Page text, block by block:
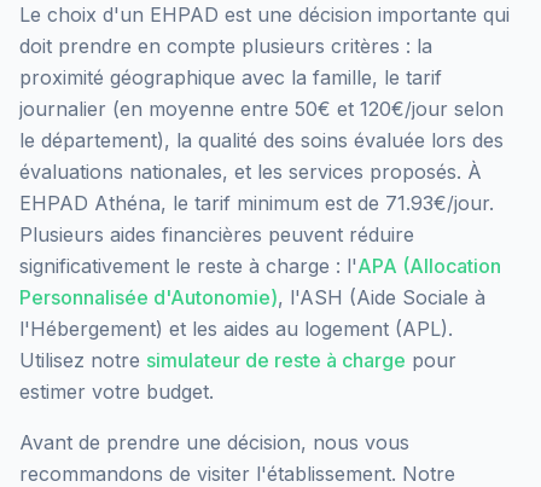
Le choix d'un EHPAD est une décision importante qui
doit prendre en compte plusieurs critères : la
proximité géographique avec la famille, le tarif
journalier (en moyenne entre 50€ et 120€/jour selon
le département), la qualité des soins évaluée lors des
évaluations nationales, et les services proposés. À
EHPAD Athéna, le tarif minimum est de 71.93€/jour.
Plusieurs aides financières peuvent réduire
significativement le reste à charge : l'APA (Allocation
Personnalisée d'Autonomie), l'ASH (Aide Sociale à
l'Hébergement) et les aides au logement (APL).
Utilisez notre simulateur de reste à charge pour
estimer votre budget.
Avant de prendre une décision, nous vous
recommandons de visiter l'établissement. Notre